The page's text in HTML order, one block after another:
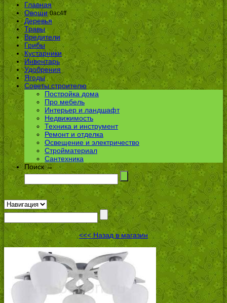
Главная
Овощи 0ac4ff
Деревья
Травы
Вредители
Грибы
Кустарники
Инвентарь
Удобрения
Ягоды
Советы строителю
Постройка дома
Про мебель
Интерьер и ландшафт
Недвижимость
Техника и инструмент
Ремонт и отделка
Освещение и электричество
Стройматериал
Сантехника
Поиск →
<<< Назад в магазин